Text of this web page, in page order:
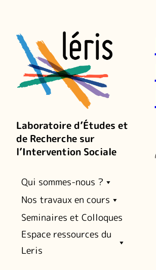
Laboratoire d’Études et
de Recherche sur
l’Intervention Sociale
Qui sommes-nous ?
Nos travaux en cours
Seminaires et Colloques
Espace ressources du
Leris